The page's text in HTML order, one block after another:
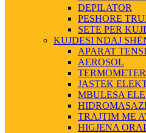
DEPILATOR
PESHORE
SETE PER
KUJDESI NDAJ
APARAT
AEROSOL
TERMOMETER
JASTEK
MBULESA
TRAJTIM ME
HIGJENA